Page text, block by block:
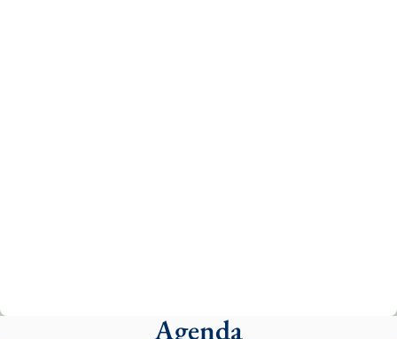
presidit aquest 27 de juliol la missa de Les
Agenda